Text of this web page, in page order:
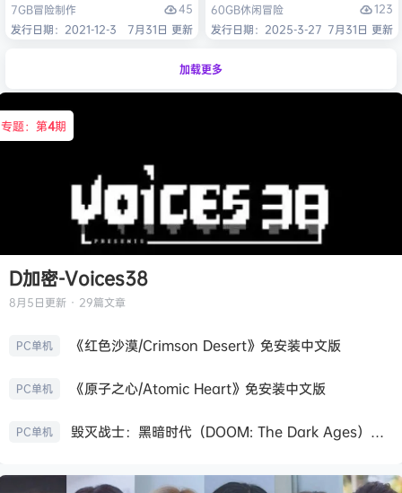
7GB冒险制作
45
发行日期：2021-12-3
7月31日 更新
60GB休闲冒险
123
发行日期：2025-3-27 7月31日 更新
加载更多
专题：第4期
D加密-Voices38
8月5日更新 · 29篇文章
PC单机 《红色沙漠/Crimson Desert》免安装中文版
PC单机 《原子之心/Atomic Heart》免安装中文版
PC单机 毁灭战士：黑暗时代（DOOM: The Dark Ages）免安装中文版